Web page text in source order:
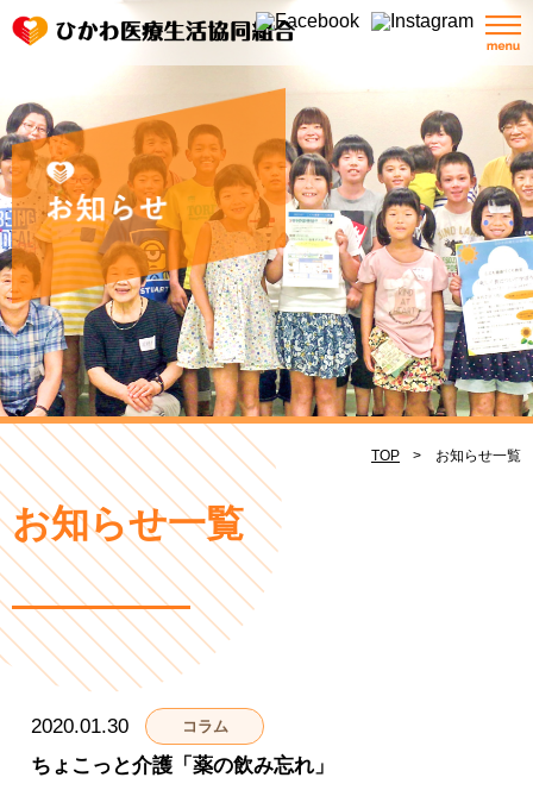
TOP お知らせ一覧
お知らせ一覧
2020.01.30 コラム
ちょこっと介護「薬の飲み忘れ」